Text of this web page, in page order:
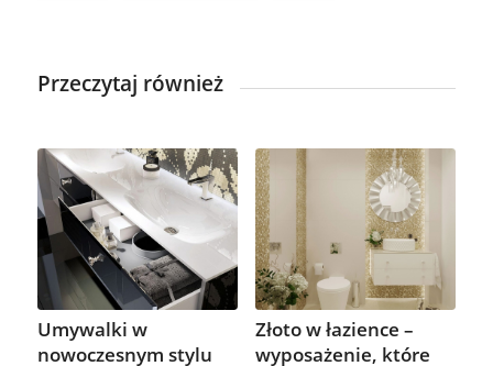
Przeczytaj również
Umywalki w
nowoczesnym stylu
Złoto w łazience –
wyposażenie, które